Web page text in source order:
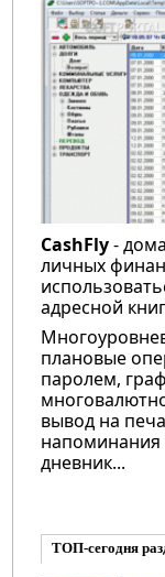
CashFly-
личных
адресной
плановые
паролем,
вывод на
напоминания
дневник...
ТОП-сегодня